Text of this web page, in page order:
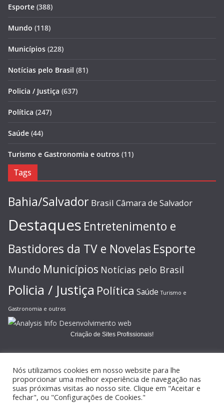
Esporte (388)
Mundo (118)
Municípios (228)
Notícias pelo Brasil (81)
Policia / Justiça (637)
Política (247)
Saúde (44)
Turismo e Gastronomia e outros (11)
Tags
Bahia/Salvador Brasil Câmara de Salvador
Destaques Entretenimento e
Bastidores da TV e Novelas Esporte
Mundo Municípios Notícias pelo Brasil
Policia / Justiça Política Saúde Turismo e
Gastronomia e outros
Criação de Sites Profissionais!
Copyright © 2026JORNAL GAZETA ONLINE
Nós utilizamos cookies em nosso website para lhe
proporcionar uma melhor experiência de navegação nas
suas próximas visitas ao nosso site. Clique em "Aceitar e
fechar", ou "Configurações de Cookies."